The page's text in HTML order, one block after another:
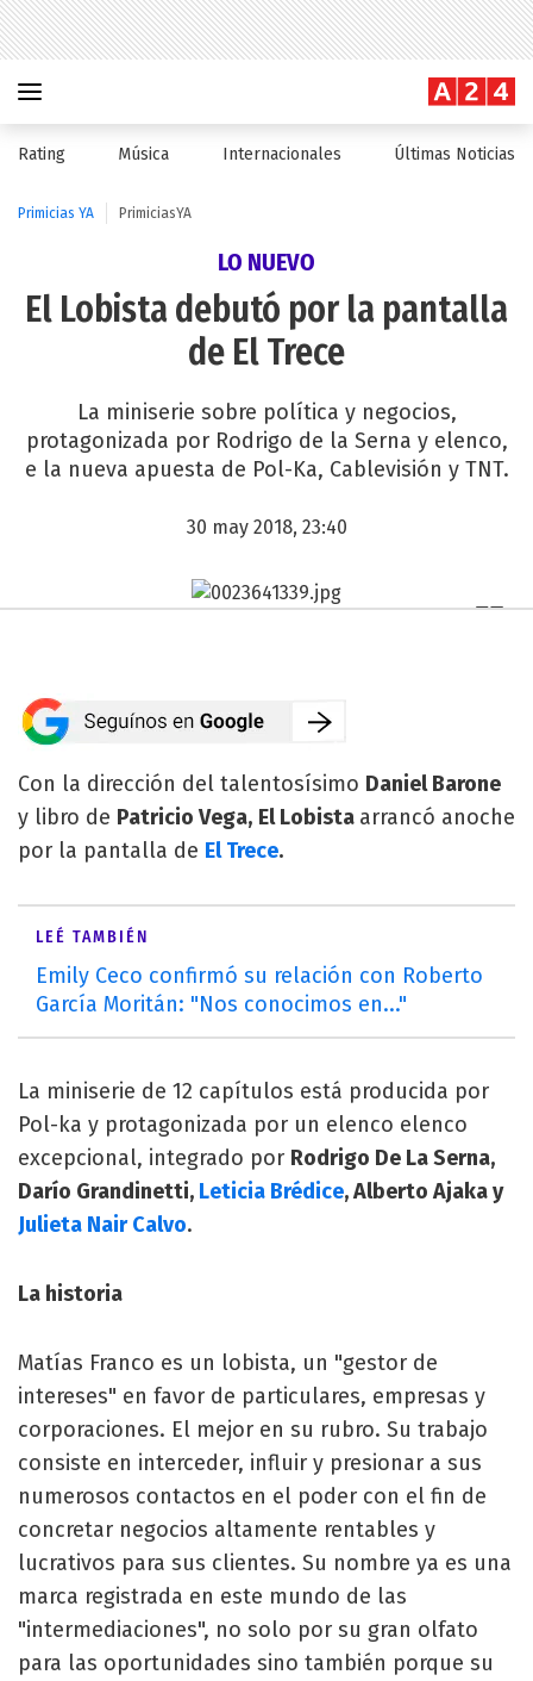
Rating Música Internacionales Últimas Noticias
Primicias YA PrimiciasYA
LO NUEVO
El Lobista debutó por la pantalla
de El Trece
La miniserie sobre política y negocios,
protagonizada por Rodrigo de la Serna y elenco,
e la nueva apuesta de Pol-Ka, Cablevisión y TNT.
30 may 2018, 23:40
Con la dirección del talentosísimo Daniel Barone
y libro de Patricio Vega, El Lobista arrancó anoche
por la pantalla de El Trece.
LEÉ TAMBIÉN
Emily Ceco confirmó su relación con Roberto
García Moritán: "Nos conocimos en..."
La miniserie de 12 capítulos está producida por
Pol-ka y protagonizada por un elenco elenco
excepcional, integrado por Rodrigo De La Serna,
Darío Grandinetti, Leticia Brédice, Alberto Ajaka y
Julieta Nair Calvo.
La historia
Matías Franco es un lobista, un "gestor de
intereses" en favor de particulares, empresas y
corporaciones. El mejor en su rubro. Su trabajo
consiste en interceder, influir y presionar a sus
numerosos contactos en el poder con el fin de
concretar negocios altamente rentables y
lucrativos para sus clientes. Su nombre ya es una
marca registrada en este mundo de las
"intermediaciones", no solo por su gran olfato
para las oportunidades sino también porque su